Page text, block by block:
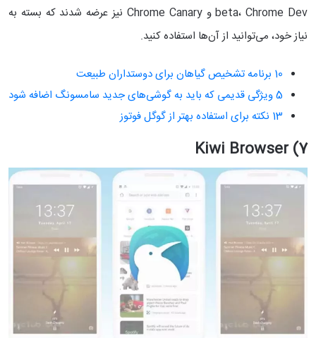
beta، Chrome Dev و Chrome Canary نیز عرضه شدند که بسته به
نیاز خود، می‌توانید از آن‌ها استفاده کنید.
10 برنامه تشخیص گیاهان برای دوستداران طبیعت
5 ویژگی قدیمی که باید به گوشی‌های جدید سامسونگ اضافه شود
13 نکته برای استفاده بهتر از گوگل فوتوز
7) Kiwi Browser